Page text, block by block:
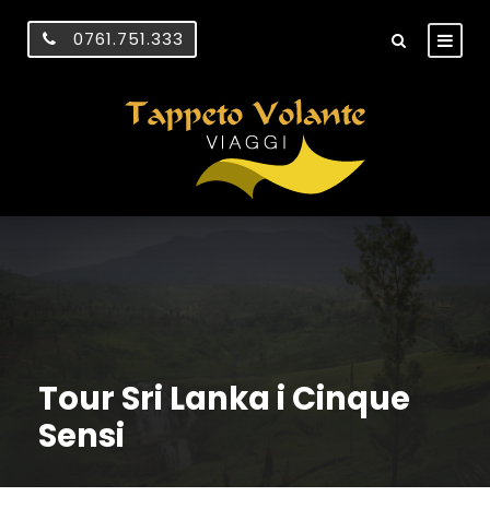
0761.751.333
Tour Sri Lanka i Cinque
Sensi